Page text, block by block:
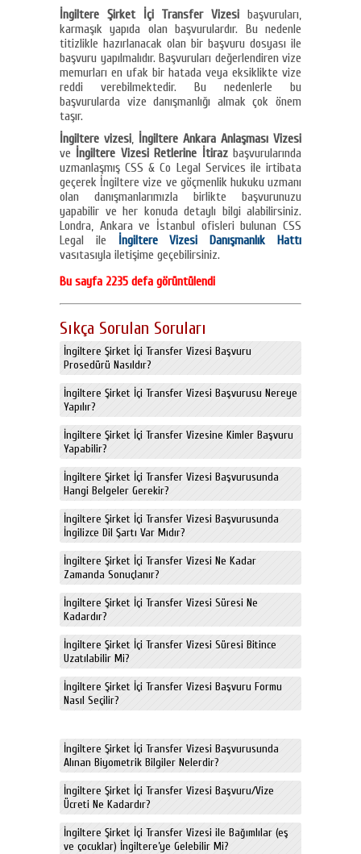
İngiltere Şirket İçi Transfer Vizesi başvuruları,
karmaşık yapıda olan başvurulardır. Bu nedenle
titizlikle hazırlanacak olan bir başvuru dosyası ile
başvuru yapılmalıdır. Başvuruları değerlendiren vize
memurları en ufak bir hatada veya eksiklikte vize
reddi verebilmektedir. Bu nedenlerle bu
başvurularda vize danışmanlığı almak çok önem
taşır.
İngiltere vizesi, İngiltere Ankara Anlaşması Vizesi
ve İngiltere Vizesi Retlerine İtirazbaşvurularında
uzmanlaşmış CSS & Co Legal Services ile irtibata
geçerek İngiltere vize ve göçmenlik hukuku uzmanı
olan danışmanlarımızla birlikte başvurunuzu
yapabilir ve her konuda detaylı bilgi alabilirsiniz.
Londra, Ankara ve İstanbul ofisleri bulunan CSS
Legal ile İngiltere Vizesi Danışmanlık Hattı
vasıtasıyla iletişime geçebilirsiniz.
Bu sayfa 2235 defa görüntülendi
Sıkça Sorulan Soruları
İngiltere Şirket İçi Transfer Vizesi Başvuru
Prosedürü Nasıldır?
İngiltere Şirket İçi Transfer Vizesi Başvurusu Nereye
Yapılır?
İngiltere Şirket İçi Transfer Vizesine Kimler Başvuru
Yapabilir?
İngiltere Şirket İçi Transfer Vizesi Başvurusunda
Hangi Belgeler Gerekir?
İngiltere Şirket İçi Transfer Vizesi Başvurusunda
İngilizce Dil Şartı Var Mıdır?
İngiltere Şirket İçi Transfer Vizesi Ne Kadar
Zamanda Sonuçlanır?
İngiltere Şirket İçi Transfer Vizesi Süresi Ne
Kadardır?
İngiltere Şirket İçi Transfer Vizesi Süresi Bitince
Uzatılabilir Mi?
İngiltere Şirket İçi Transfer Vizesi Başvuru Formu
Nasıl Seçilir?
İngiltere Şirket İçi Transfer Vizesi Başvurusunda
Alınan Biyometrik Bilgiler Nelerdir?
İngiltere Şirket İçi Transfer Vizesi Başvuru/Vize
Ücreti Ne Kadardır?
İngiltere Şirket İçi Transfer Vizesi ile Bağımlılar (eş
ve çocuklar) İngiltere’ye Gelebilir Mi?